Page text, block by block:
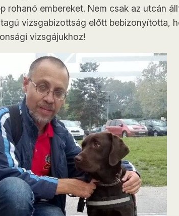
embereket. Nem csak az utcán
vizsgabizottság előtt bebizonyította,
vizsgájukhoz!